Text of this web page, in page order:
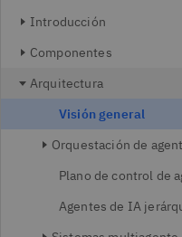
Introducción
Componentes
Arquitectura
Visión general
Orquestación de
Plano de control de
Agentes de IA